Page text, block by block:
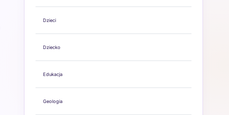
Dzieci
Dziecko
Edukacja
Geologia